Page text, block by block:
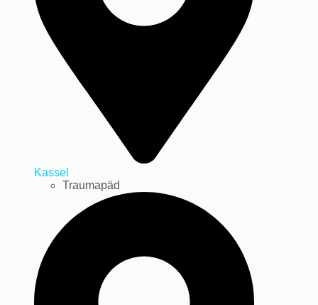
Kassel
Traumapäd